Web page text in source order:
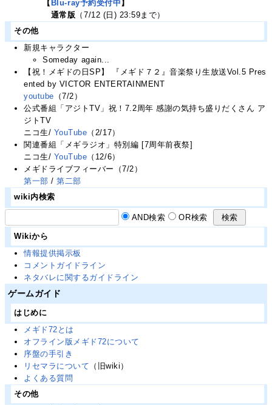
【 Blu-ray予約受付中 】
通常版 （7/12 (日) 23:59まで）
その他
新規キャラクター
Someday again...
【祝！メギドの日SP】 『メギド７２』音楽祭り生放送Vol.5 Pres
ented by VICTOR ENTERTAINMENT
youtube （7/2）
公式番組「アジトTV」祝！7.2周年 感謝の気持ち盛りだくさん ア
ジトTV
ニコ生/ YouTube （2/17）
関連番組「メギラジオ」特別編 [7周年前夜祭]
ニコ生/ YouTube （12/6）
メギドライブフィーバー（7/2）
第一部 /第二部
wiki内検索
AND検索 OR検索
Wikiから
情報提供掲示板
コメントガイドライン
ネタバレに関するガイドライン
ゲームガイド
はじめに
メギド72とは
オフライン版メギド72について
序盤の手引き
リセマラについて （旧wiki）
よくある質問
その他